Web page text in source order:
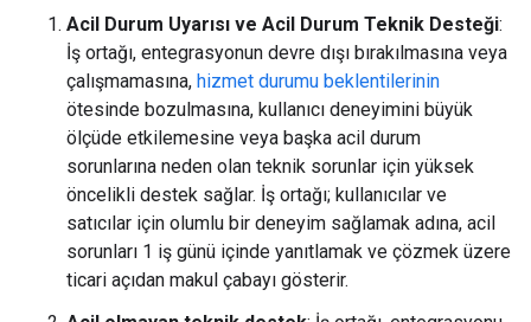
Acil Durum Uyarısı ve Acil Durum Teknik Desteği:
İş ortağı, entegrasyonun devre dışı bırakılmasına veya
çalışmamasına, hizmet durumu beklentilerinin
ötesinde bozulmasına, kullanıcı deneyimini büyük
ölçüde etkilemesine veya başka acil durum
sorunlarına neden olan teknik sorunlar için yüksek
öncelikli destek sağlar. İş ortağı; kullanıcılar ve
satıcılar için olumlu bir deneyim sağlamak adına, acil
sorunları 1 iş günü içinde yanıtlamak ve çözmek üzere
ticari açıdan makul çabayı gösterir.